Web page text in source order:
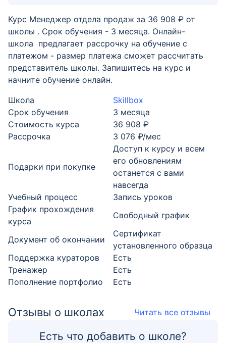
Курс Менеджер отдела продаж за 36 908 ₽ от
школы . Срок обучения - 3 месяца. Онлайн-
школа предлагает рассрочку на обучение с
платежом - размер платежа сможет рассчитать
представитель школы. Запишитесь на курс и
начните обучение онлайн.
Школа
Skillbox
Срок обучения
3 месяца
Стоимость курса
36 908 ₽
Рассрочка
3 076 ₽/мес
Подарки при покупке
Доступ к курсу и всем
его обновлениям
останется с вами
навсегда
Учебный процесс
Запись уроков
График прохождения
курса
Свободный график
Документ об окончании
Cертификат
установленного образца
Поддержка кураторов
Есть
Тренажер
Есть
Пополнение портфолио
Есть
Отзывы о школах Читать все отзывы
Есть что добавить о школе?